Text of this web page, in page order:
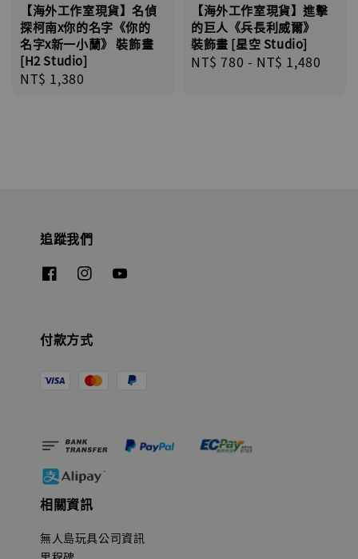
【海外工作室現貨】名偵
探柯南x你的名字《你的
名字x新一小蘭》 裝飾畫
[H2 Studio]
Regular
NT$ 1,380
【海外工作室現貨】進擊
的巨人《兵長利威爾》
裝飾畫 [星空 Studio]
Regular
NT$ 780 - NT$ 1,480
追蹤我們
付款方式
相關資訊
無人島玩具公司資訊